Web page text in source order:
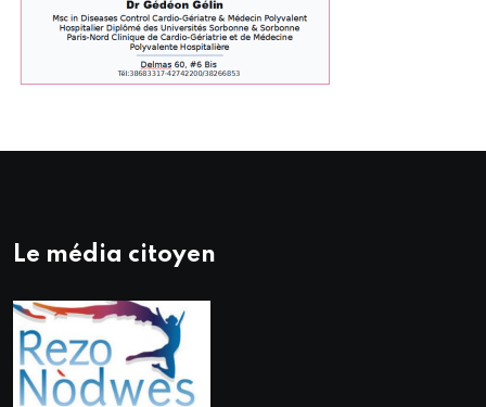
Le média citoyen